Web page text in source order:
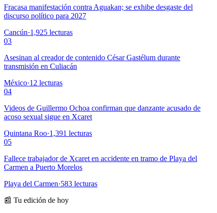
Fracasa manifestación contra Aguakan; se exhibe desgaste del
discurso político para 2027
Cancún·1,925 lecturas
03
Asesinan al creador de contenido César Gastélum durante
transmisión en Culiacán
México·12 lecturas
04
Videos de Guillermo Ochoa confirman que danzante acusado de
acoso sexual sigue en Xcaret
Quintana Roo·1,391 lecturas
05
Fallece trabajador de Xcaret en accidente en tramo de Playa del
Carmen a Puerto Morelos
Playa del Carmen·583 lecturas
📰 Tu edición de hoy